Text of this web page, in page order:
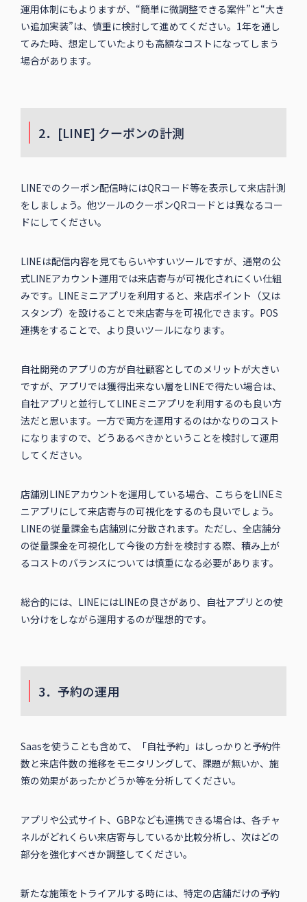
運用体制にもよりますが、“簡単に微調整できる案件”と“大き
い追加実装”は、慎重に検討して進めてください。1年を通し
てみた時、想定していたよりも高額なコストになってしまう
場合があります。
2．[LINE] クーポンの計測
LINEでのクーポン配信時にはQRコード等を表示して来店計測
をしましょう。他ツールのクーポンQRコードとは異なるコー
ドにしてください。
LINEは配信内容を見てもらいやすいツールですが、通常の公
式LINEアカウント運用では来店寄与が可視化されにくい仕組
みです。LINEミニアプリを利用すると、来店ポイント（又は
スタンプ）を設けることで来店寄与を可視化できます。POS
連携をすることで、より良いツールになります。
自社開発のアプリの方が自社顧客としてのメリットが大きい
ですが、アプリでは獲得出来ない層をLINEで得たい場合は、
自社アプリと並行してLINEミニアプリを利用するのも良い方
法だと思います。一方で両方を運用するのはかなりのコスト
になりますので、どうあるべきかということを検討して運用
してください。
店舗別LINEアカウントを運用している場合、こちらをLINEミ
ニアプリにして来店寄与の可視化をするのも良いでしょう。
LINEの従量課金も店舗別に分散されます。ただし、全店舗分
の従量課金を可視化して今後の方針を検討する際、積み上が
るコストのバランスについては慎重になる必要があります。
総合的には、LINEにはLINEの良さがあり、自社アプリとの使
い分けをしながら運用するのが理想的です。
3．予約の運用
Saasを使うことも含めて、「自社予約」はしっかりと予約件
数と来店件数の推移をモニタリングして、課題が無いか、施
策の効果があったかどうか等を分析してください。
アプリや公式サイト、GBPなども連携できる場合は、各チャ
ネルがどれくらい来店寄与しているか比較分析し、次はどの
部分を強化すべきか調整してください。
新たな施策をトライアルする時には、特定の店舗だけの予約